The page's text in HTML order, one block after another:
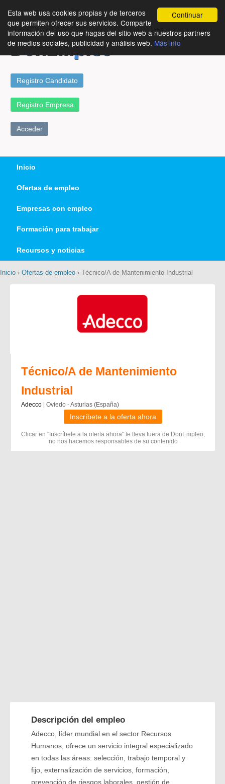
Continuar
Esta web usa cookies propias y de terceros
que permiten ofrecer sus servicios. Comparte
información del uso que hagas del sitio web a nuestros partners
de medios sociales, publicidad y análisis web. Más info
Registro Candidato
Registro Empresa
Acceder
Inicio
Ofertas de empleo
Empresas con empleo
Formación para trabajar
Recursos y noticias
Inicio › Ofertas de empleo › Técnico/A de Mantenimiento Industrial
Técnico/A de Mantenimiento
Industrial
Adecco | Oviedo - Asturias (España)
Inscríbete a la oferta ahora
Clicar en "Inscríbete a la oferta ahora" te lleva fuera de DonEmpleo,
no nos hacemos responsables de su contenido
Descripción del empleo
Adecco, líder mundial en el sector Recursos
Humanos, ofrece un servicio integral especializado
en todas las áreas: selección, trabajo temporal y
fijo, externalización de servicios, formación,
prevención de riesgos laborales, gestión de